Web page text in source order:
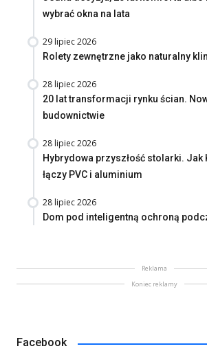
wybrać okna na lata
29 lipiec 2026
Rolety zewnętrzne jako naturalny
28 lipiec 2026
20 lat transformacji rynku ścian.
budownictwie
28 lipiec 2026
Hybrydowa przyszłość stolarki.
łączy PVC i aluminium
28 lipiec 2026
Dom pod inteligentną ochroną
Reklama
Koniec reklamy
Facebook